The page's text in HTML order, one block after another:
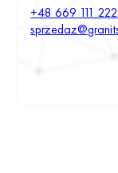
+48 669 111 222